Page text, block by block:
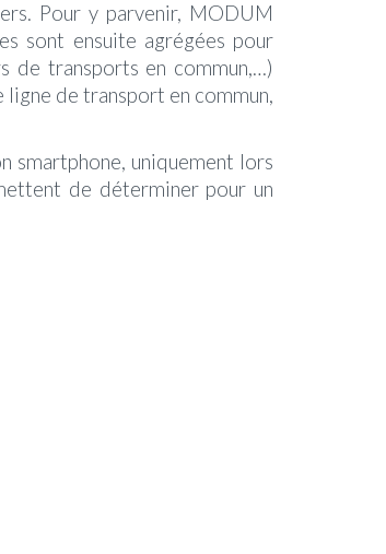
Pour y parvenir, MODUM
sont ensuite agrégées pour
de transports en commun,…)
de transport en commun,
smartphone, uniquement lors
de déterminer pour un